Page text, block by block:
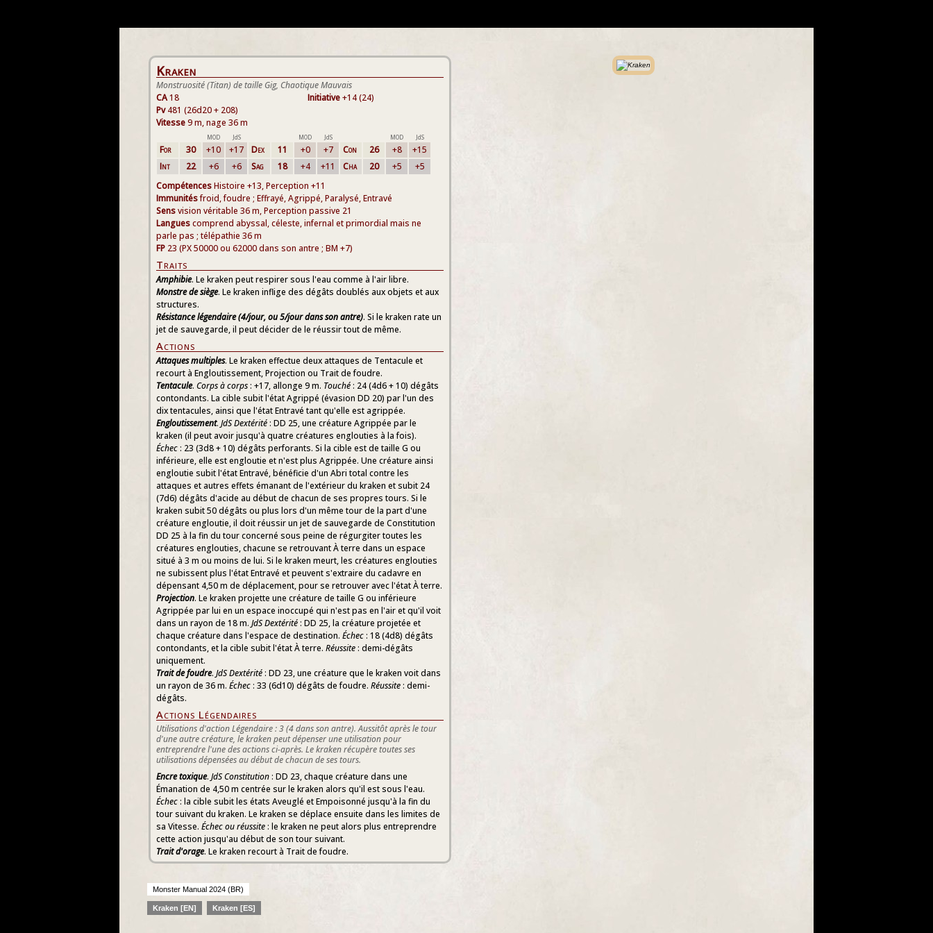
Kraken
Monstruosité (Titan) de taille Gig, Chaotique Mauvais
Initiative+14 (24)
CA18
Pv481 (26d20 + 208)
Vitesse9 m, nage 36 m
MOD JdS MOD JdS MOD JdS
For 30 +10 +17 Dex 11 +0 +7 Con 26 +8
+15
Int
22 +6 +6 Sag 18 +4 +11 Cha 20 +5
+5
CompétencesHistoire +13, Perception +11
Immunitésfroid, foudre ; Effrayé, Agrippé, Paralysé, Entravé
Sensvision véritable 36 m, Perception passive 21
Languescomprend abyssal, céleste, infernal et primordial mais ne
parle pas ; télépathie 36 m
FP 23 (PX 50000 ou 62000 dans son antre ; BM +7)
Traits
Amphibie. Le kraken peut respirer sous l'eau comme à l'air libre.
Monstre de siège. Le kraken inflige des dégâts doublés aux objets et aux
structures.
Résistance légendaire (4/jour, ou 5/jour dans son antre). Si le kraken rate un
jet de sauvegarde, il peut décider de le réussir tout de même.
Actions
Attaques multiples. Le kraken effectue deux attaques de Tentacule et
recourt à Engloutissement, Projection ou Trait de foudre.
Tentacule. Corps à corps: +17, allonge 9 m. Touché: 24 (4d6 + 10) dégâts
contondants. La cible subit l'état Agrippé (évasion DD 20) par l'un des
dix tentacules, ainsi que l'état Entravé tant qu'elle est agrippée.
Engloutissement. JdS Dextérité: DD 25, une créature Agrippée par le
kraken (il peut avoir jusqu'à quatre créatures englouties à la fois).
Échec: 23 (3d8 + 10) dégâts perforants. Si la cible est de taille G ou
inférieure, elle est engloutie et n'est plus Agrippée. Une créature ainsi
engloutie subit l'état Entravé, bénéficie d'un Abri total contre les
attaques et autres effets émanant de l'extérieur du kraken et subit 24
(7d6) dégâts d'acide au début de chacun de ses propres tours. Si le
kraken subit 50 dégâts ou plus lors d'un même tour de la part d'une
créature engloutie, il doit réussir un jet de sauvegarde de Constitution
DD 25 à la fin du tour concerné sous peine de régurgiter toutes les
créatures englouties, chacune se retrouvant À terre dans un espace
situé à 3 m ou moins de lui. Si le kraken meurt, les créatures englouties
ne subissent plus l'état Entravé et peuvent s'extraire du cadavre en
dépensant 4,50 m de déplacement, pour se retrouver avec l'état À terre.
Projection. Le kraken projette une créature de taille G ou inférieure
Agrippée par lui en un espace inoccupé qui n'est pas en l'air et qu'il voit
dans un rayon de 18 m. JdS Dextérité: DD 25, la créature projetée et
chaque créature dans l'espace de destination. Échec: 18 (4d8) dégâts
contondants, et la cible subit l'état À terre. Réussite: demi-dégâts
uniquement.
Trait de foudre. JdS Dextérité: DD 23, une créature que le kraken voit dans
un rayon de 36 m. Échec: 33 (6d10) dégâts de foudre. Réussite: demi-
dégâts.
Actions Légendaires
Utilisations d'action Légendaire : 3 (4 dans son antre). Aussitôt après le tour
d'une autre créature, le kraken peut dépenser une utilisation pour
entreprendre l'une des actions ci-après. Le kraken récupère toutes ses
utilisations dépensées au début de chacun de ses tours.
Encre toxique. JdS Constitution: DD 23, chaque créature dans une
Émanation de 4,50 m centrée sur le kraken alors qu'il est sous l'eau.
Échec: la cible subit les états Aveuglé et Empoisonné jusqu'à la fin du
tour suivant du kraken. Le kraken se déplace ensuite dans les limites de
sa Vitesse. Échec ou réussite: le kraken ne peut alors plus entreprendre
cette action jusqu'au début de son tour suivant.
Trait d'orage. Le kraken recourt à Trait de foudre.
Monster Manual 2024 (BR)
Kraken [EN] Kraken [ES]